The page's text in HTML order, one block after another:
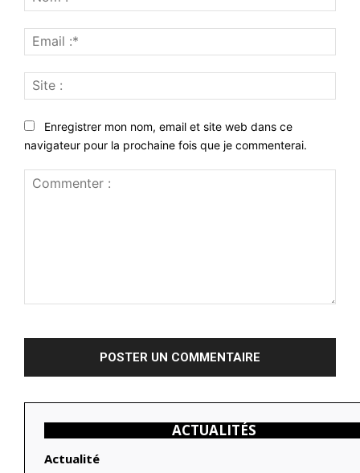
:*
:*
:
Enregistrer mon nom, email et site web dans ce
navigateur pour la prochaine fois que je commenterai.
ACTUALITÉS
Actualité